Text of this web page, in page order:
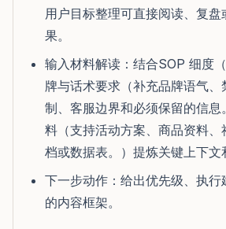
用户目标整理可直接阅读、复
果。
输入材料解读：结合SOP 细度
牌与话术要求（补充品牌语气、
制、客服边界和必须保留的信息
料（支持活动方案、商品资料、
档或数据表。）提炼关键上下文
下一步动作：给出优先级、执
的内容框架。